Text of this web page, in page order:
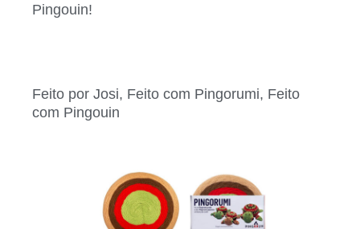
Pingouin!
Feito por Josi, Feito com Pingorumi, Feito
com Pingouin